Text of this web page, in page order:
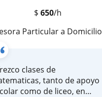
$650/h
Particular a Domicilio ciudad de la costa
clases de
tanto de apoyo
como de liceo, en